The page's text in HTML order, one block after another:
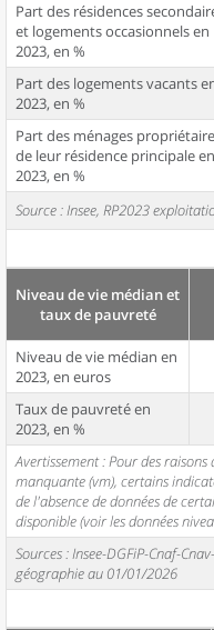
Part des résidences
et logements occasionnels en
2023, en %
Part des logements vacants
2023, en %
Part des ménages
de leur résidence principale en
2023, en %
Source : Insee, RP2023
Niveau de vie médian et
taux de pauvreté
Niveau de vie médian en
2023, en euros
Taux de pauvreté en
2023, en %
Avertissement : Pour des
manquante (vm), certains
de l'absence de données de
disponible (voir les données
Sources : Insee-DGFiP-Cnaf-
géographie au 01/01/2026